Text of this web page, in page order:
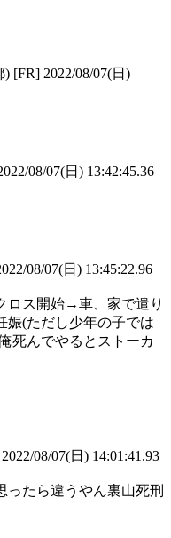
[FR] 2022/08/07(日)
08/07(日) 13:42:45.36
08/07(日) 13:45:22.96
ロス開始→車、家で遣り
(ただし少年の子では
んでやるとストーカ
08/07(日) 14:01:41.93
たら違うやん裏山死刑